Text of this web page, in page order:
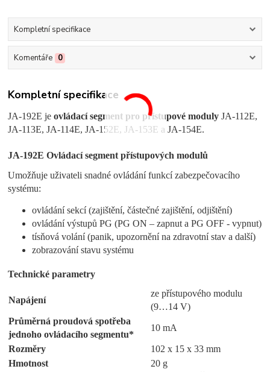
Kompletní specifikace
Komentáře 0
Kompletní specifikace
JA-192E jeovládací segment pro přístupové moduly JA-112E,
JA-113E, JA-114E, JA-152E, JA-153E a JA-154E.
JA-192E Ovládací segment přístupových modulů
Umožňuje uživateli snadné ovládání funkcí zabezpečovacího
systému:
ovládání sekcí (zajištění, částečné zajištění, odjištění)
ovládání výstupů PG (PG ON – zapnut a PG OFF - vypnut)
tísňová volání (panik, upozornění na zdravotní stav a další)
zobrazování stavu systému
Technické parametry
Napájení
ze přístupového modulu
(9…14 V)
Průměrná proudová spotřeba
jednoho ovládacího segmentu*
10 mA
Rozměry
102 x 15 x 33 mm
Hmotnost
20 g